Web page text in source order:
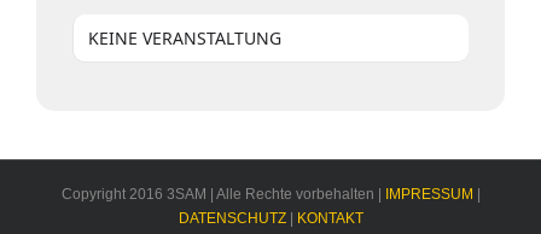
KEINE VERANSTALTUNG
Copyright 2016 3SAM | Alle Rechte vorbehalten | IMPRESSUM
DATENSCHUTZ| KONTAKT